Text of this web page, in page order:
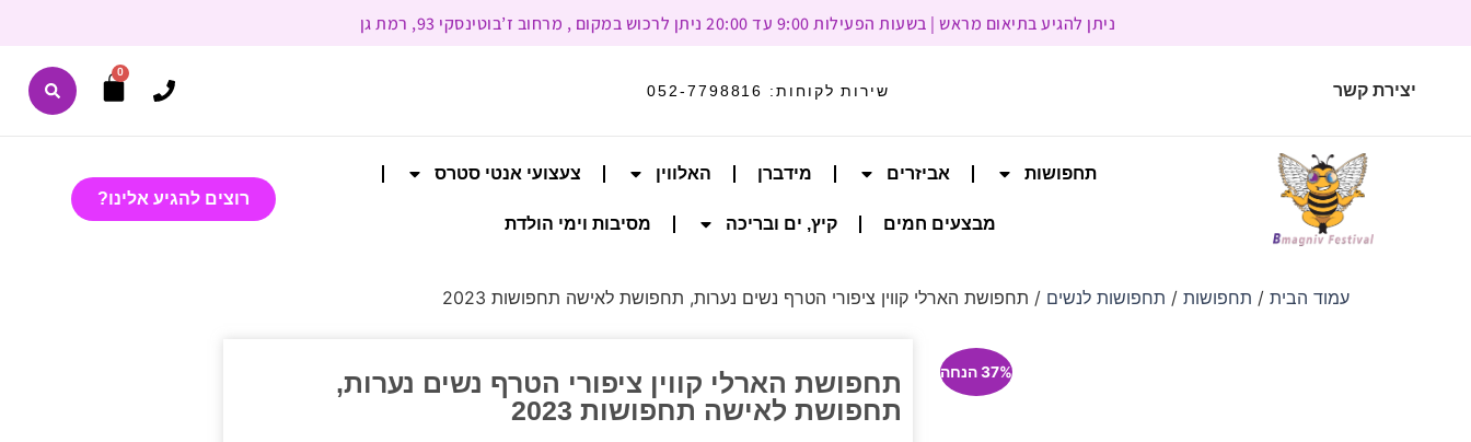
ניתן להגיע בתיאום מראש | בשעות הפעילות 9:00 עד 20:00 ניתן לרכוש במקום , מרחוב ז’בוטינסקי 93, רמת גן
יצירת קשר שירות לקוחות: 052-7798816
0
תחפושות אביזרים מידברן האלווין צעצועי אנטי סטרס
מבצעים חמים קיץ, ים ובריכה מסיבות וימי הולדת
רוצים להגיע אלינו?
עמוד הבית/ תחפושות/ תחפושות לנשים / תחפושת הארלי קווין ציפורי הטרף נשים נערות, תחפושת לאישה תחפושות 2023
37% הנחה
תחפושת הארלי קווין ציפורי הטרף נשים נערות,
תחפושת לאישה תחפושות 2023